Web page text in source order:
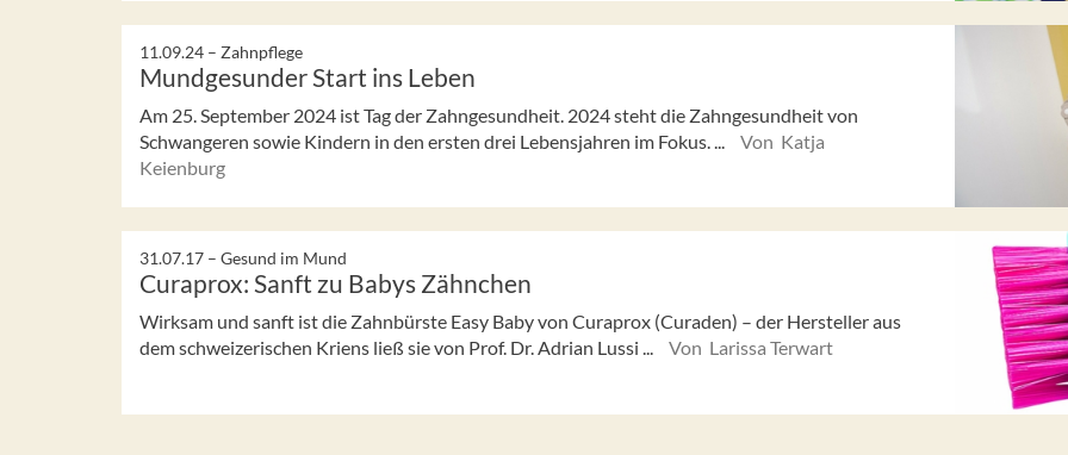
11.09.24 – Zahnpflege
Mundgesunder Start ins Leben
Am 25. September 2024 ist Tag der Zahngesundheit. 2024 steht die Zahngesundheit von
Schwangeren sowie Kindern in den ersten drei Lebensjahren im Fokus. ...
Von Katja
Keienburg
31.07.17 – Gesund im Mund
Curaprox: Sanft zu Babys Zähnchen
Wirksam und sanft ist die Zahnbürste Easy Baby von Curaprox (Curaden) – der Hersteller aus
dem schweizerischen Kriens ließ sie von Prof. Dr. Adrian Lussi ...
Von Larissa Terwart